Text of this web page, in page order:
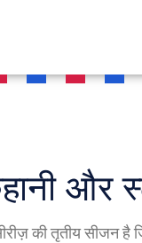
और
की तृतीय सीजन